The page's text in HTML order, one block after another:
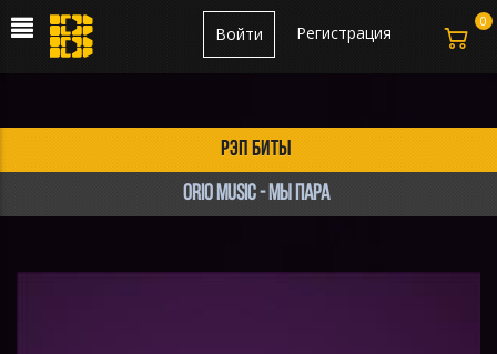
Регистрация
Войти
рэп биты
Orio Music - Мы пара
0